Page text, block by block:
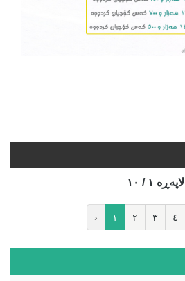
لاپه‌ڕه‌ ١ / ١٠
‹ ١ ٢ ٣ ٤